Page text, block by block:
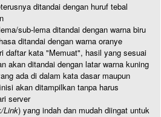
ditandai dengan huruf tebal
sub-lema ditandai dengan warna biru
ditandai dengan warna oranye
daftar kata "Memuat", hasil yang sesuai
akan ditandai dengan latar warna kuning
ada di dalam kata dasar maupun
akan ditampilkan tanpa harus
server
Link) yang indah dan mudah diingat untuk